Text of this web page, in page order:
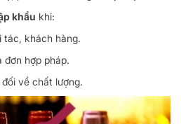
khẩu khi:
tác, khách hàng.
đơn hợp pháp.
về chất lượng.